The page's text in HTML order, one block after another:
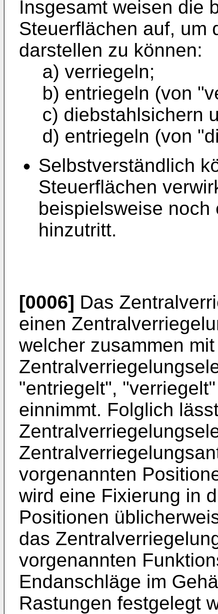
Insgesamt weisen die
Steuerflächen auf, um
darstellen zu können:
a) verriegeln;
b) entriegeln (von
c) diebstahlsichern
d) entriegeln (von
Selbstverständlich
Steuerflächen
beispielsweise
hinzutritt.
[0006] Das
einen
welcher zusammen
"entriegelt",
einnimmt. Folglich
vorgenannten
wird eine Fixierung in
Positionen
das
vorgenannten
Endanschläge im
Rastungen festgelegt